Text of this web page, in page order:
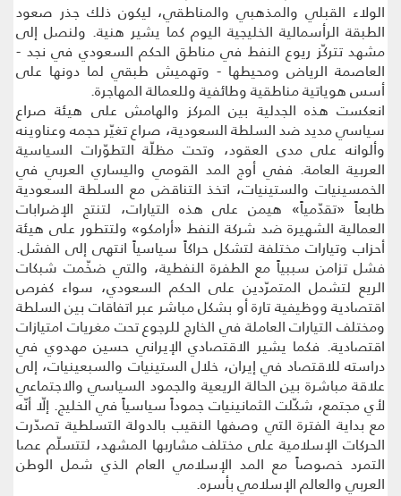
الولاء القبلي والمذهبي والمناطقي، ليكون ذلك جذر صعود
الطبقة الرأسمالية الخليجية اليوم كما يشير هنية. ولنصل إلى
مشهد تتركّز ريوع النفط في مناطق الحكم السعودي في نجد -
العاصمة الرياض ومحيطها - وتهميش طبقي لما دونها على
أسس هوياتية مناطقية وطائفية وللعمالة المهاجرة.
انعكست هذه الجدلية بين المركز والهامش على هيئة صراع
سياسي مديد ضد السلطة السعودية، صراع تغيّر حجمه وعناوينه
وألوانه على مدى العقود، وتحت مظلّة التطوّرات السياسية
العربية العامة. ففي أوج المد القومي واليساري العربي في
الخمسينيات والستينيات، اتخذ التناقض مع السلطة السعودية
طابعاً «تقدّمياً» هيمن على هذه التيارات، لتنتج الإضرابات
العمالية الشهيرة ضد شركة النفط «أرامكو» ولتتطور على هيئة
أحزاب وتيارات مختلفة لتشكل حراكاً سياسياً انتهى إلى الفشل.
فشل تزامن سببياً مع الطفرة النفطية، والتي ضخّمت شبكات
الريع لتشمل المتمرّدين على الحكم السعودي، سواء كفرص
اقتصادية ووظيفية تارة أو بشكل مباشر عبر اتفاقات بين السلطة
ومختلف التيارات العاملة في الخارج للرجوع تحت مغريات امتيازات
اقتصادية. فكما يشير الاقتصادي الإيراني حسين مهدوي في
دراسته للاقتصاد في إيران، خلال الستينيات والسبعينيات، إلى
علاقة مباشرة بين الحالة الريعية والجمود السياسي والاجتماعي
لأي مجتمع، شكّلت الثمانينيات جموداً سياسياً في الخليج. إلّا أنّه
مع بداية الفترة التي وصفها النقيب بالدولة التسلطية تصدّرت
الحركات الإسلامية على مختلف مشاربها المشهد، لتتسلّم عصا
التمرد خصوصاً مع المد الإسلامي العام الذي شمل الوطن
العربي والعالم الإسلامي بأسره.